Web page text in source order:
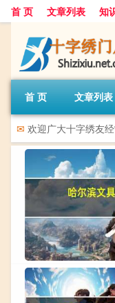
首 页 文章列表 知
首 页 文章列表
✉ 欢迎广大十字绣友